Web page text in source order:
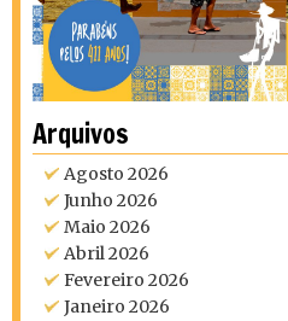
Arquivos
Agosto 2026
Junho 2026
Maio 2026
Abril 2026
Fevereiro 2026
Janeiro 2026